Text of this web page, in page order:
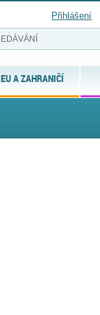
EU A ZAHRANIČÍ
Přihlášení